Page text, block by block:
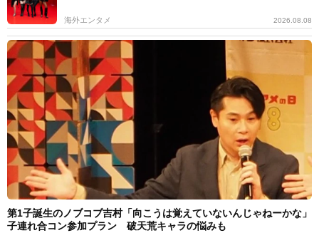
海外エンタメ 2026.08.08
第1子誕生のノブコブ吉村「向こうは覚えていないんじゃねーかな」
子連れ合コン参加プラン 破天荒キャラの悩みも